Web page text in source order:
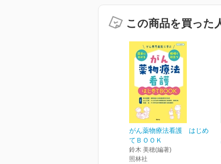
この商品を買った
がん薬物療法看護 はじめ
てＢＯＯＫ
鈴木 美穂(編著)
照林社